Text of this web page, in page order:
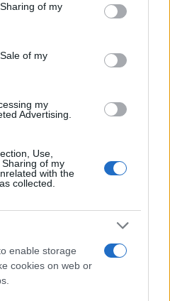
behaviour. You may click to
and its third-party tags to
purposes in below Google
of my
of my
my
Advertising.
Use,
of my
with the
collected.
enable storage
cookies on web or